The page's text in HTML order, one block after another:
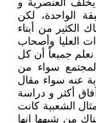
يخلف العنصرية و
الواحدة، لكن
الكثير من أبناء
العليا وأصحاب
نعلم جميعاً أن كل
سواء من
عنه سواء مقال
أكثر و دراسة
الشعبية كانت
من شبهها انها